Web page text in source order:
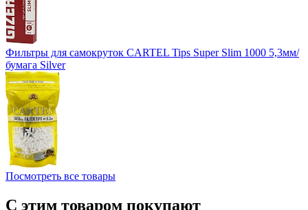
Фильтры для самокруток CARTEL Tips Super Slim 1000 5,3мм/
бумага Silver
Посмотреть все товары
С этим товаром покупают